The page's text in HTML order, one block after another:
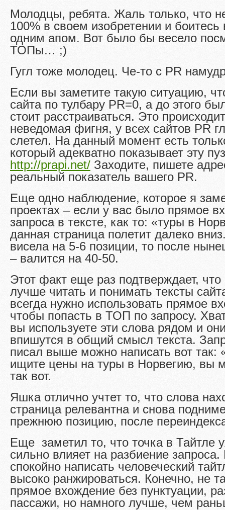
Молодцы, ребята. Жаль только, что
100% в своем изобретении и боитесь
одним апом. Вот было бы весело
ТОПы… ;)
Гугл тоже молодец. Че-то с PR
Если вы заметите такую ситуацию,
сайта по тулбару PR=0, а до этого
стоит расстраиваться. Это
неведомая фигня, у всех сайтов PR
слетел. На данный момент есть
который адекватно показывает эту
http://prapi.net/ Заходите, пишете
реальный показатель вашего PR.
Еще одно наблюдение, которое я
проектах – если у вас было прямое
запроса в тексте, как то: «туры в
данная страница полетит далеко
висела на 5-6 позиции, то после
– валится на 40-50.
Этот факт еще раз подтверждает,
лучше читать и понимать тексты
всегда нужно использовать прямое
чтобы попасть в ТОП по запросу.
вы используете эти слова рядом и
впишутся в общий смысл текста.
писал выше можно написать вот так:
ищите цены на туры в Норвегию, вы
так вот.
Яшка отлично учтет то, что слова
страница релевантна и снова
прежнюю позицию, после
Еще заметил то, что точка в Тайтле
сильно влияет на разбиение
спокойно написать человеческий
высоко ранжироваться. Конечно, не
прямое вхождение без пунктуации,
пассажи, но намного лучше, чем